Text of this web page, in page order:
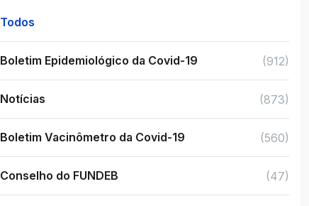
Todos
Boletim Epidemiológico da Covid-19 (912)
Notícias (873)
Boletim Vacinômetro da Covid-19 (560)
Conselho do FUNDEB (47)